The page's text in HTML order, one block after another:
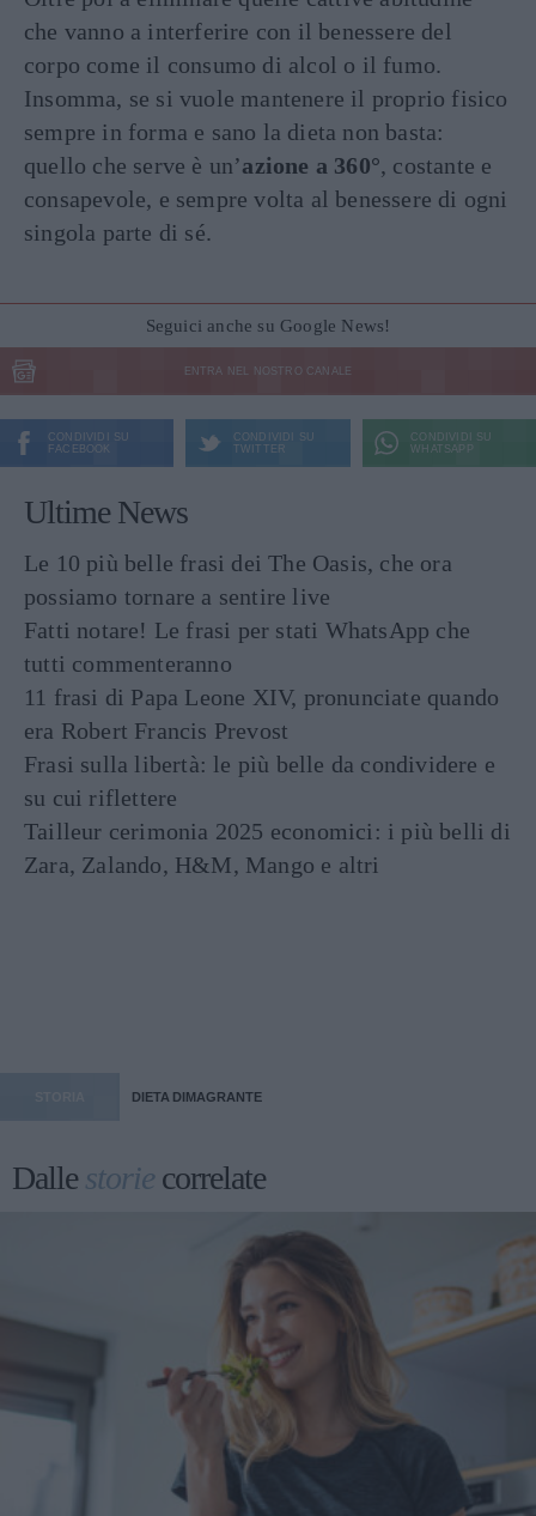
che vanno a interferire con il benessere del
corpo come il consumo di alcol o il fumo.
Insomma, se si vuole mantenere il proprio fisico
sempre in forma e sano la dieta non basta:
quello che serve è un’azione a 360°, costante e
consapevole, e sempre volta al benessere di ogni
singola parte di sé.
Seguici anche su Google News!
ENTRA NEL NOSTRO CANALE
CONDIVIDI SU
FACEBOOK
CONDIVIDI SU
TWITTER
CONDIVIDI SU
WHATSAPP
Ultime News
Le 10 più belle frasi dei The Oasis, che ora
possiamo tornare a sentire live
Fatti notare! Le frasi per stati WhatsApp che
tutti commenteranno
11 frasi di Papa Leone XIV, pronunciate quando
era Robert Francis Prevost
Frasi sulla libertà: le più belle da condividere e
su cui riflettere
Tailleur cerimonia 2025 economici: i più belli di
Zara, Zalando, H&M, Mango e altri
DIETA DIMAGRANTE
Dallestorie correlate